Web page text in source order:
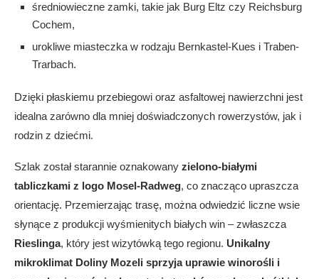
średniowieczne zamki, takie jak Burg Eltz czy Reichsburg
Cochem,
urokliwe miasteczka w rodzaju Bernkastel-Kues i Traben-
Trarbach.
Dzięki płaskiemu przebiegowi oraz asfaltowej nawierzchni jest
idealna zarówno dla mniej doświadczonych rowerzystów, jak i
rodzin z dziećmi.
Szlak został starannie oznakowany zielono-białymi
tabliczkami z logo Mosel-Radweg, co znacząco upraszcza
orientację. Przemierzając trasę, można odwiedzić liczne wsie
słynące z produkcji wyśmienitych białych win – zwłaszcza
Rieslinga, który jest wizytówką tego regionu. Unikalny
mikroklimat Doliny Mozeli sprzyja uprawie winorośli i